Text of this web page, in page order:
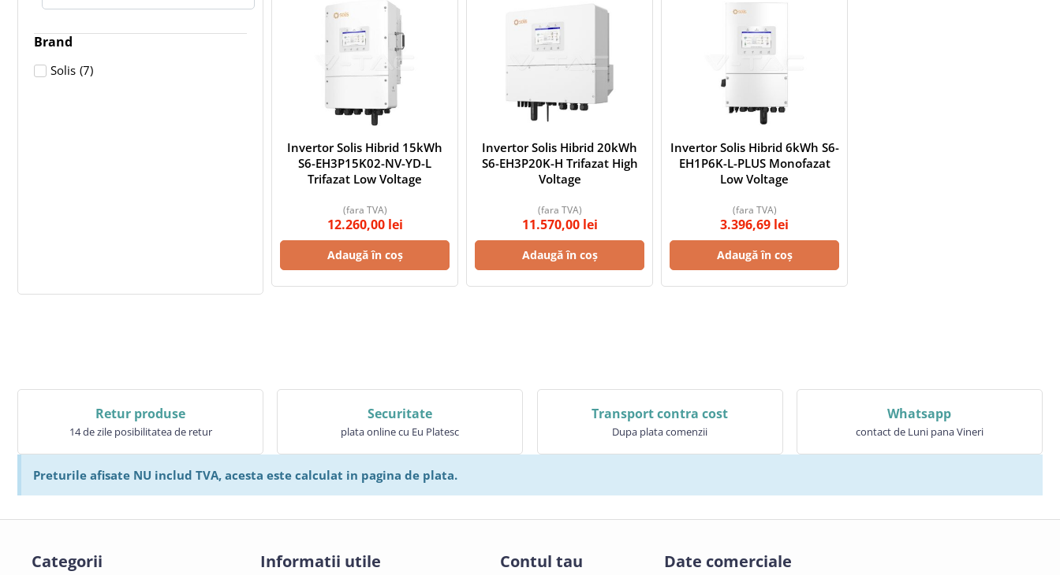
Brand
Solis (7)
Invertor Solis Hibrid 15kWh
S6-EH3P15K02-NV-YD-L
Trifazat Low Voltage
12.260,00 lei
(fara TVA)
Adaugă în coș
Invertor Solis Hibrid 20kWh
S6-EH3P20K-H Trifazat High
Voltage
11.570,00 lei
(fara TVA)
Adaugă în coș
Invertor Solis Hibrid 6kWh S6-
EH1P6K-L-PLUS Monofazat
Low Voltage
3.396,69 lei
(fara TVA)
Adaugă în coș
Retur produse
14 de zile posibilitatea de retur
Securitate
plata online cu Eu Platesc
Transport contra cost
Dupa plata comenzii
Whatsapp
contact de Luni pana Vineri
Preturile afisate NU includ TVA, acesta este calculat in pagina de plata.
Categorii Informatii utile Contul tau Date comerciale